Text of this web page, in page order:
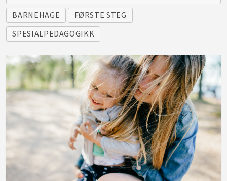
BARNEHAGE
FØRSTE STEG
SPESIALPEDAGOGIKK